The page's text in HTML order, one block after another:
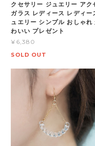
クセサリー ジュエリー アク
ガラス レディース レディー
ュエリー シンプル おしゃれ
わいい プレゼント
¥6,380
SOLD OUT